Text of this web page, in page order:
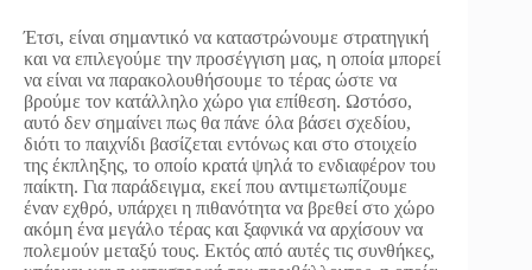
Έτσι, είναι σημαντικό να καταστρώνουμε στρατηγική
και να επιλεγούμε την προσέγγιση μας, η οποία μπορεί
να είναι να παρακολουθήσουμε το τέρας ώστε να
βρούμε τον κατάλληλο χώρο για επίθεση. Ωστόσο,
αυτό δεν σημαίνει πως θα πάνε όλα βάσει σχεδίου,
διότι το παιχνίδι βασίζεται εντόνως και στο στοιχείο
της έκπληξης, το οποίο κρατά ψηλά το ενδιαφέρον του
παίκτη. Για παράδειγμα, εκεί που αντιμετωπίζουμε
έναν εχθρό, υπάρχει η πιθανότητα να βρεθεί στο χώρο
ακόμη ένα μεγάλο τέρας και ξαφνικά να αρχίσουν να
πολεμούν μεταξύ τους. Εκτός από αυτές τις συνθήκες,